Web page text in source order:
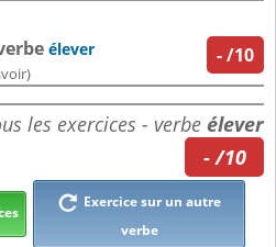
-/10
élever
les exercices - verbe élever
- /10
Exercice sur un autre
verbe